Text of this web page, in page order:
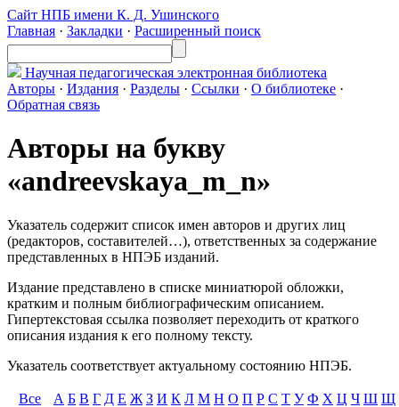
Сайт НПБ имени К. Д. Ушинского
Главная · Закладки · Расширенный поиск
Научная педагогическая электронная библиотека
Авторы · Издания · Разделы · Ссылки · О библиотеке ·
Обратная связь
Авторы на букву
«andreevskaya_m_n»
Указатель содержит список имен авторов и других лиц
(редакторов, составителей…), ответственных за содержание
представленных в НПЭБ изданий.
Издание представлено в списке миниатюрой обложки,
кратким и полным библиографическим описанием.
Гипертекстовая ссылка позволяет переходить от краткого
описания издания к его полному тексту.
Указатель соответствует актуальному состоянию НПЭБ.
Все А Б В Г Д Е Ж З И К Л М Н О П Р С Т У Ф Х Ц Ч Ш Щ